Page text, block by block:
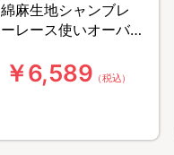
綿麻生地シャンブレ
ーレース使いオーバ
￥6,589 （税込）